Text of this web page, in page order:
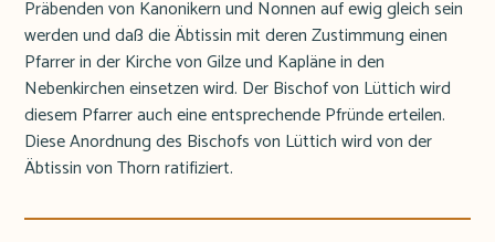
Präbenden von Kanonikern und Nonnen auf ewig gleich sein
werden und daß die Äbtissin mit deren Zustimmung einen
Pfarrer in der Kirche von Gilze und Kapläne in den
Nebenkirchen einsetzen wird. Der Bischof von Lüttich wird
diesem Pfarrer auch eine entsprechende Pfründe erteilen.
Diese Anordnung des Bischofs von Lüttich wird von der
Äbtissin von Thorn ratifiziert.